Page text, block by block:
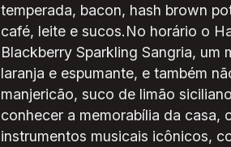
temperada, bacon, hash brown
café, leite e sucos.No horário o
Blackberry Sparkling Sangria,
laranja e espumante, e também
manjericão, suco de limão
conhecer a memorabília da casa,
instrumentos musicais icônicos,